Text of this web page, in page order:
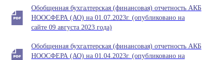
Обобщенная бухгалтерская (финансовая) отчетность АКБ
НООСФЕРА (АО) на 01.07.2023г. (опубликовано на
сайте 09 августа 2023 года)
Обобщенная бухгалтерская (финансовая) отчетность АКБ
НООСФЕРА (АО) на 01.04.2023г. (опубликовано на